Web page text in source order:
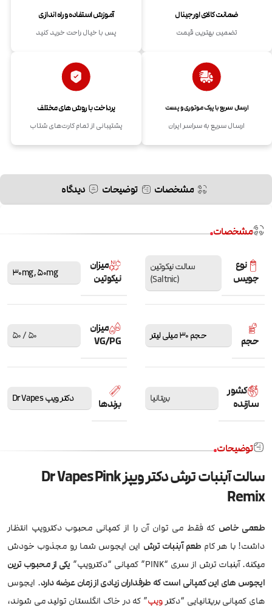
ضمانت کالای اورجینال
تضمین بهترین قیمت
آموزش استفاده و راه اندازی
پس با خیال راحت خرید کنید
ارسال سریع با پیک موتوری و پست
ارسال سریع به سراسر ایران
پرداخت با روش های مختلف
پشتیبانی از تمام کارت‌های شتاب
مشخصات توضیحات دیدگاه
مشخصات
نوع
جویس
سالت نیکوتین
(Saltnic)
میزان
نیکوتین
30mg,50mg
حجم حجم 30 میلی لیتر
میزان
VG/PG
50 / 50
کشور
سازنده
بریتانیا برندها دکتر ویپ Dr Vapes
توضیحات
سالت آبنبات ترش دکتر ویپز Dr Vapes Pink
Remix
طعمی خاص که فقط می توان آن را از کمپانی محبوب دکترویپ انتظار
داشت! با هر کام طعم آبنبات ترش این ایجوس شما رو مجذوب خودش
میکنه. آبنبات ترش از سری “PINK” کمپانی “دکترویپ”
یکی از محبوب ترین
ایجوس های این کمپانی است که طرفداران زیادی از زمان عرضه دارد. ایجوس
های کمپانی بریتانیایی “دکتر ویپ” که در خاک انگلستان تولید می شوند،